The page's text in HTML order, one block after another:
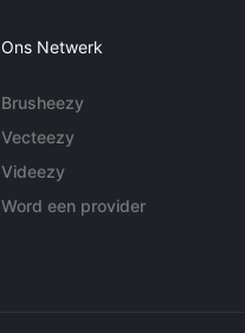
Ons Netwerk
Brusheezy
Vecteezy
Videezy
Word een provider